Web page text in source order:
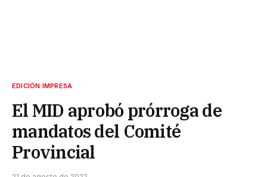
EDICIÓN IMPRESA
El MID aprobó prórroga de
mandatos del Comité
Provincial